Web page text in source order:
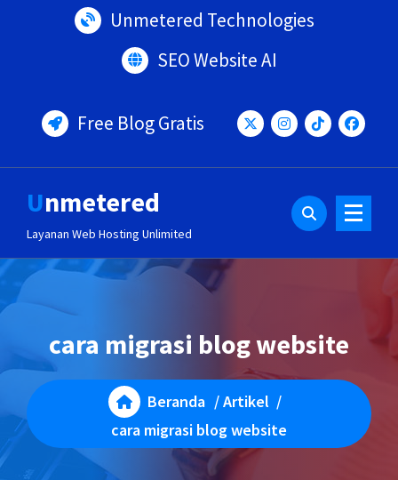
Unmetered Technologies
SEO Website AI
Free Blog Gratis
Unmetered
Layanan Web Hosting Unlimited
cara migrasi blog website
Beranda /Artikel /
cara migrasi blog website